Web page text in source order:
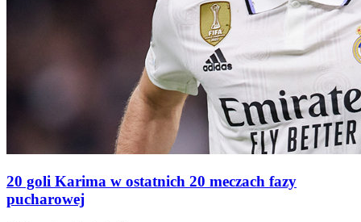
20 goli Karima w ostatnich 20 meczach fazy
pucharowej